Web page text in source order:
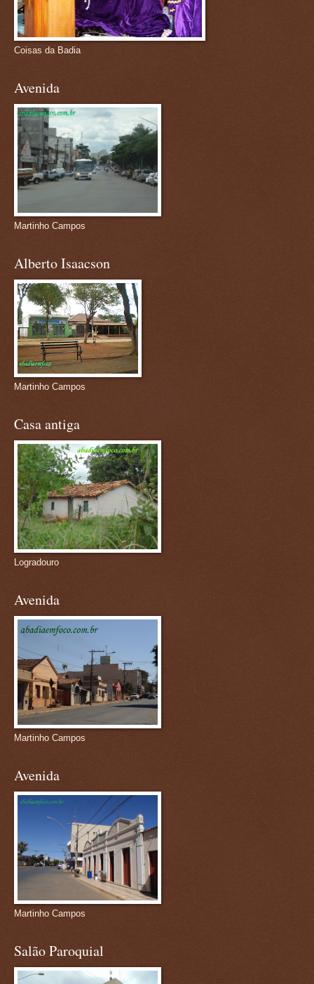
Coisas da Badia
Avenida
Martinho Campos
Alberto Isaacson
Martinho Campos
Casa antiga
Logradouro
Avenida
Martinho Campos
Avenida
Martinho Campos
Salão Paroquial